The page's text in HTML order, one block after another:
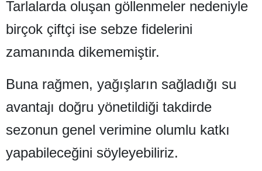
Sivas
Tekirdağ
Tarlalarda oluşan göllenmeler nedeniyle
birçok çiftçi ise sebze fidelerini
zamanında dikememiştir.
Buna rağmen, yağışların sağladığı su
avantajı doğru yönetildiği takdirde
sezonun genel verimine olumlu katkı
yapabileceğini söyleyebiliriz.